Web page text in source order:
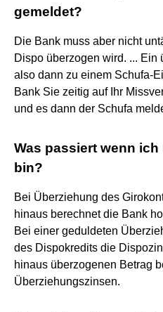
gemeldet?
Die Bank muss aber nicht
Dispo überzogen wird. ... Ein
also dann zu einem Schufa-
Bank Sie zeitig auf Ihr
und es dann der Schufa
Was passiert wenn
bin?
Bei Überziehung des
hinaus berechnet die Bank
Bei einer geduldeten
des Dispokredits die
hinaus überzogenen Betrag
Überziehungszinsen.